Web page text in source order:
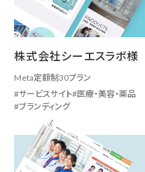
株式会社シーエスラボ様
Meta定額制30プラン
サービスサイト 医療・美容・薬品
ブランディング